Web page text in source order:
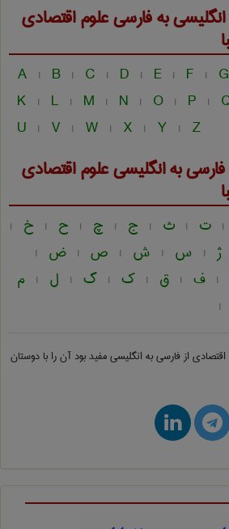
به فارسیعلوم اقتصادی
A | B | C | D | E | F | G
K | L | M | N | O | P |
U | V | W | X | Y | Z
به انگلیسیعلوم اقتصادی
| ت | ث | ج | چ | ح | خ |
ژ | س | ش | ص | ض |
| ف | ق | ک | گ | ل | م
|
اقتصادی از فارسی به انگلیسیمفید بود آن را با دوستان